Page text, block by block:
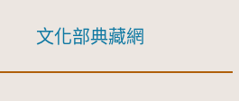
文化部典藏網